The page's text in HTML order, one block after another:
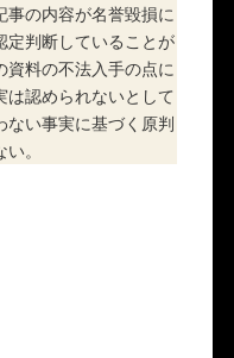
事の内容が名誉毀損に
定判断していることが
料の不法入手の点に
認められないとして
ない事実に基づく原判
。